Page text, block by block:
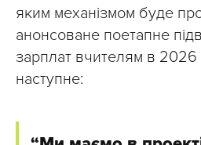
яким механізмом буде
анонсоване поетапне
зарплат вчителям в 2026
наступне: